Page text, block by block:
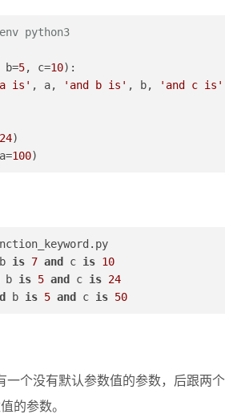
python3
b=5, c=10):
is' , a, 'and b is' , b, 'and c is'
24)
100)
b is 7 and c is 10
b is 5 and c is 24
b is 5 and c is 50
一个没有默认参数值的参数，后跟两个
的参数。